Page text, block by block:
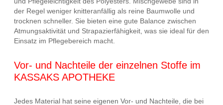
der Regel weniger knitteranfällig als reine Baumwolle und
trocknen schneller. Sie bieten eine gute Balance zwischen
Atmungsaktivität und Strapazierfähigkeit, was sie ideal für den
Einsatz im Pflegebereich macht.
Vor- und Nachteile der einzelnen Stoffe im
KASSAKS APOTHEKE
Jedes Material hat seine eigenen Vor- und Nachteile, die bei